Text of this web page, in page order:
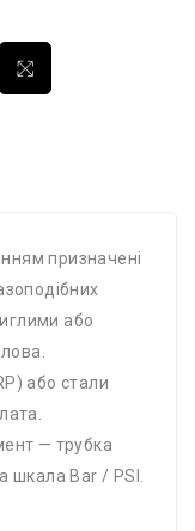
призначені
або
або стали
— трубка
шкала Bar / PSI.